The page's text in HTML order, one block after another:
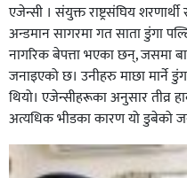
घर–घरमा मेयर बन्छु भनेर काम
एजेन्सी । संयुक्त राष्ट्रसंघिय
अन्डमान सागरमा गत साता डुंगा
नागरिक बेपत्ता भएका छन्, जसमा
जनाइएको छ। उनीहरु माछा मार्ने
थियो। एजेन्सीहरूका अनुसार तीव्र
अत्यधिक भीडका कारण यो डुबेको